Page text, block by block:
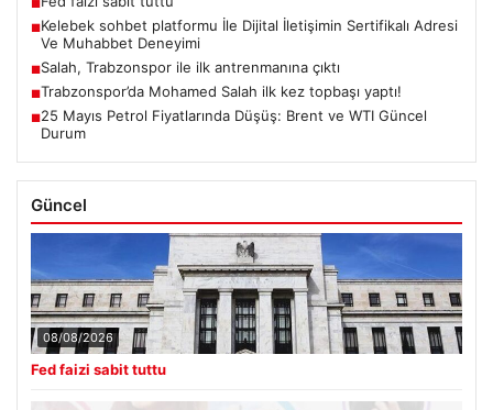
■
■Kelebek sohbet platformu İle Dijital İletişimin Sertifikalı Adresi
Ve Muhabbet Deneyimi
■Salah, Trabzonspor ile ilk antrenmanına çıktı
■Trabzonspor’da Mohamed Salah ilk kez topbaşı yaptı!
■25 Mayıs Petrol Fiyatlarında Düşüş: Brent ve WTI Güncel
Durum
Güncel
08/08/2026
Fed faizi sabit tuttu